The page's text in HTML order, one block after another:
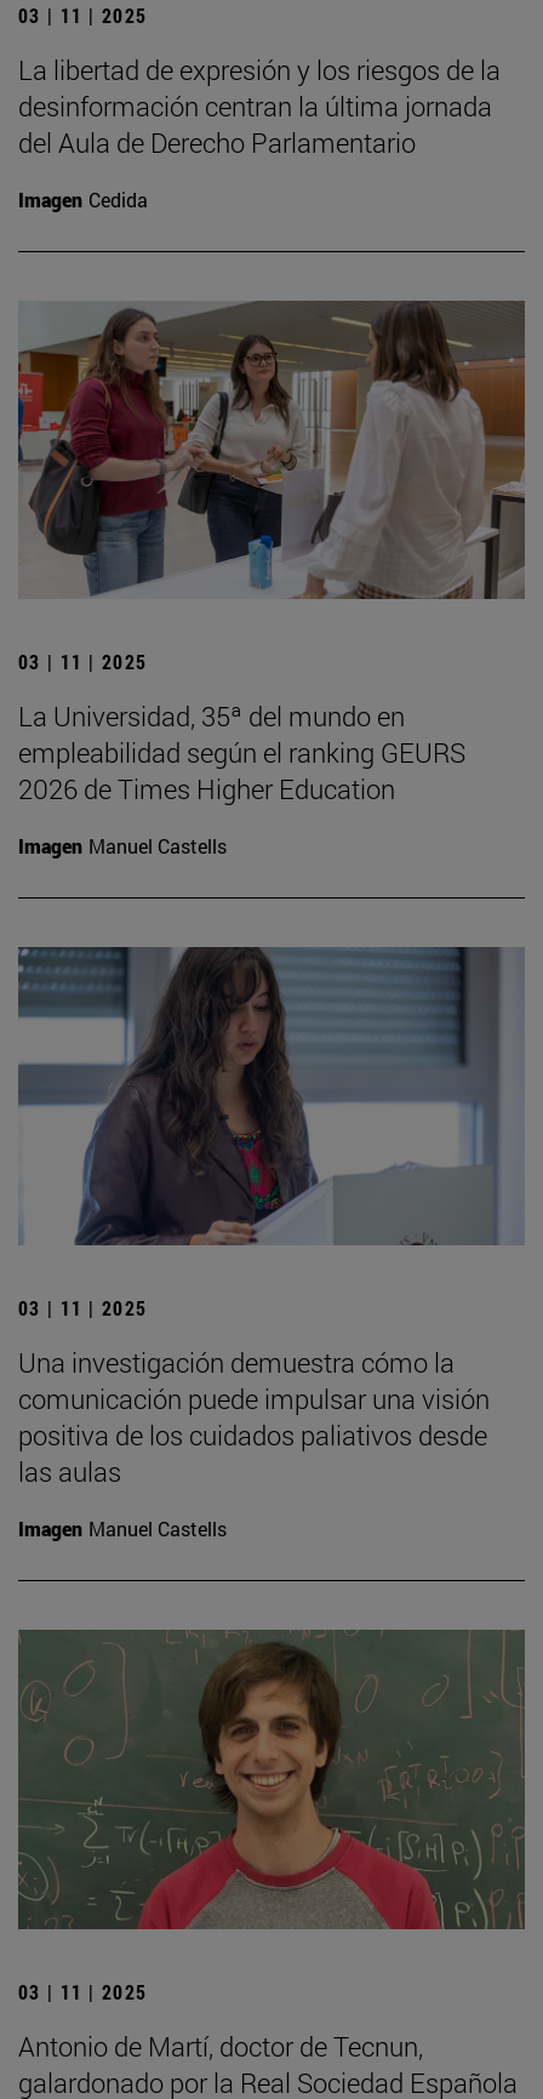
03 | 11 | 2025
La libertad de expresión y los riesgos de la
desinformación centran la última jornada
del Aula de Derecho Parlamentario
Imagen Cedida
03 | 11 | 2025
La Universidad, 35ª del mundo en
empleabilidad según el ranking GEURS
2026 de Times Higher Education
Imagen Manuel Castells
03 | 11 | 2025
Una investigación demuestra cómo la
comunicación puede impulsar una visión
positiva de los cuidados paliativos desde
las aulas
Imagen Manuel Castells
03 | 11 | 2025
Antonio de Martí, doctor de Tecnun,
galardonado por la Real Sociedad Española